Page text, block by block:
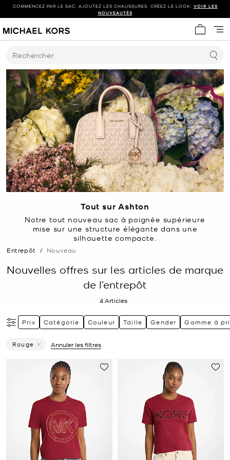
COMMENCEZ PAR LE SAC. AJOUTEZ LES CHAUSSURES. CRÉEZ LE LOOK. VOIR LES
NOUVEAUTÉS
Mon
Rechercher
Tout sur Ashton
Notre tout nouveau sac à poignée supérieure
mise sur une structure élégante dans une
silhouette compacte.
Entrepôt / Nouveau
Nouvelles offres sur les articles de marque
de l’entrepôt
4Articles
Prix Catégorie Couleur Taille Gender Gamme à
Rouge
Annuler les filtres